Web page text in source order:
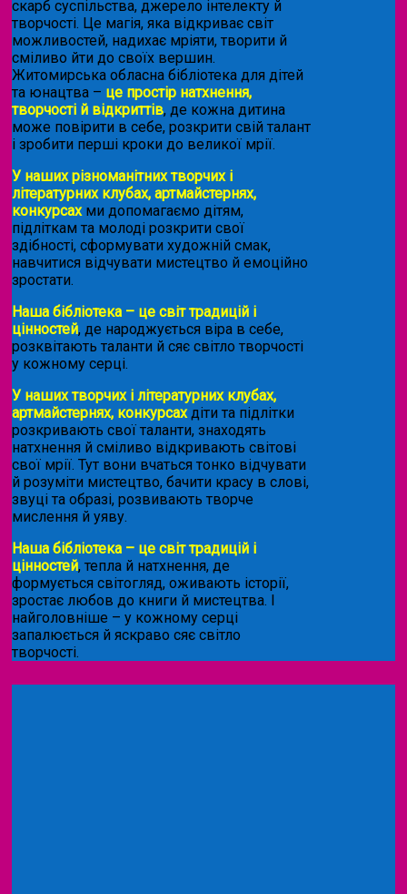
скарб суспільства, джерело інтелекту й
творчості. Це магія, яка відкриває світ
можливостей, надихає мріяти, творити й
сміливо йти до своїх вершин.
Житомирська обласна бібліотека для дітей
та юнацтва – це простір натхнення,
творчості й відкриттів, де кожна дитина
може повірити в себе, розкрити свій талант
і зробити перші кроки до великої мрії.
У наших різноманітних творчих і
літературних клубах, артмайстернях,
конкурсахми допомагаємо дітям,
підліткам та молоді розкрити свої
здібності, сформувати художній смак,
навчитися відчувати мистецтво й емоційно
зростати.
Наша бібліотека – це світ традицій і
цінностей, де народжується віра в себе,
розквітають таланти й сяє світло творчості
у кожному серці.
У наших творчих і літературних клубах,
артмайстернях, конкурсахдіти та підлітки
розкривають свої таланти, знаходять
натхнення й сміливо відкривають світові
свої мрії. Тут вони вчаться тонко відчувати
й розуміти мистецтво, бачити красу в слові,
звуці та образі, розвивають творче
мислення й уяву.
Наша бібліотека – це світ традицій і
цінностей, тепла й натхнення, де
формується світогляд, оживають історії,
зростає любов до книги й мистецтва. І
найголовніше – у кожному серці
запалюється й яскраво сяє світло
творчості.